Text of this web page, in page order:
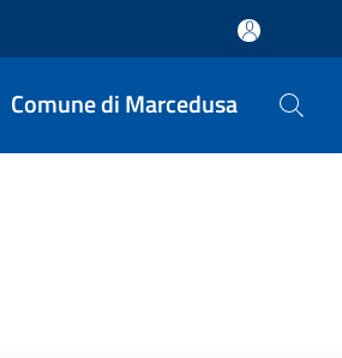
Comune di Marcedusa